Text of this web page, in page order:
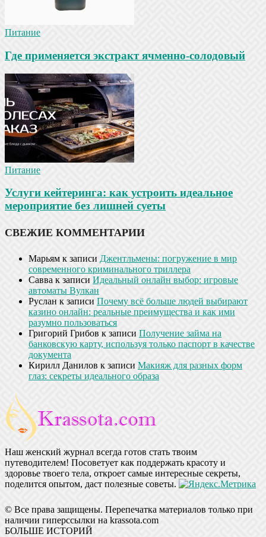
Питание
Где применяется экстракт ячменно-солодовый
Питание
Услуги кейтеринга: как устроить идеальное
мероприятие без лишней суеты
СВЕЖИЕ КОММЕНТАРИИ
Марьям к записи Джентльмены: погружение в мир
современного криминального триллера
Савва к записи Идеальный онлайн выбор: игровые
автоматы Вулкан
Руслан к записи Почему всё больше людей выбирают
казино онлайн: реальные преимущества и как ими
разумно пользоваться
Григорий Грибов к записи Получение займа на
банковскую карту, используя только паспорт в качестве
документа
Кирилл Данилов к записи Макияж для разных форм
глаз: секреты идеального образа
Наш женский журнал всегда готов стать твоим
путеводителем! Посоветует как поддержать красоту и
здоровье твоего тела, откроет самые интересные секреты,
поделится опытом, даст полезные советы.
© Все права защищены. Перепечатка материалов только при
наличии гиперссылки на krassota.com
БОЛЬШЕ ИСТОРИЙ